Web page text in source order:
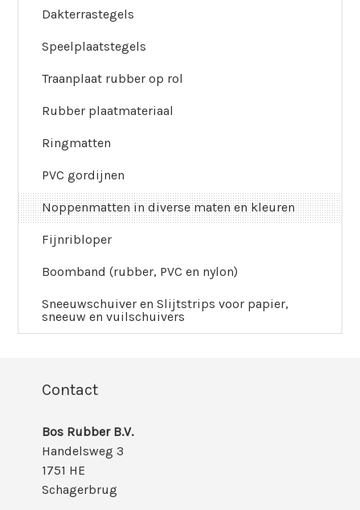
Dakterrastegels
Speelplaatstegels
Traanplaat rubber op rol
Rubber plaatmateriaal
Ringmatten
PVC gordijnen
Noppenmatten in diverse maten en kleuren
Fijnribloper
Boomband (rubber, PVC en nylon)
Sneeuwschuiver en Slijtstrips voor papier,
sneeuw en vuilschuivers
Contact
Bos Rubber B.V.
Handelsweg 3
1751 HE
Schagerbrug